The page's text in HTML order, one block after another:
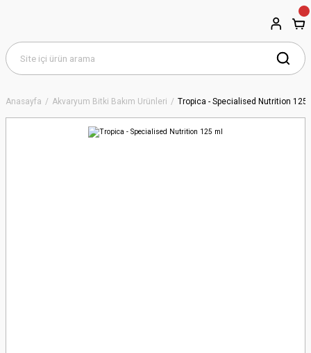
Anasayfa Akvaryum Bitki Bakım Ürünleri Tropica - Specialised Nutrition 125